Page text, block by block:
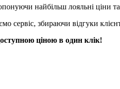
найбільш лояльні ціни та
сервіс, збираючи відгуки
ціною в один клік!